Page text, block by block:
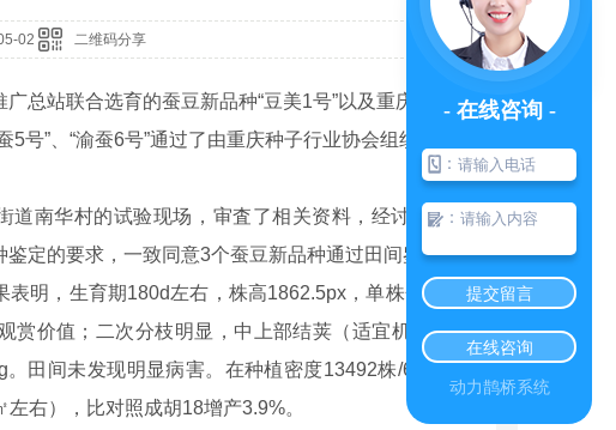
02 二维码分享
站联合选育的蚕豆新品种“豆美1号”以及重庆市农
号”、“渝蚕6号”通过了由重庆种子行业协会组织的*田
南华村的试验现场，审査了相关资料，经讨论与质
定的要求，一致同意3个蚕豆新品种通过田间鉴定。
明，生育期180d左右，株高1862.5px，单株分枝4.3
赏价值；二次分枝明显，中上部结荚（适宜机械化收
田间未发现明显病害。在种植密度13492株/666.7㎡
右），比对照成胡18增产3.9%。
- 在线咨询 -
：
：
提交留言
在线咨询
动力鹊桥系统